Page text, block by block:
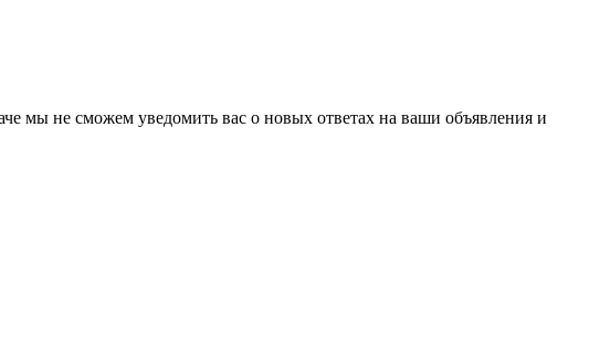
мы не сможем уведомить вас о новых ответах на ваши объявления и